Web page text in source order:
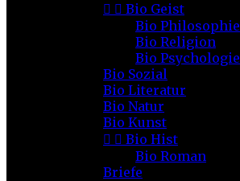
  Bio Geist
Bio Philosophie
Bio Religion
Bio Psychologie
Bio Sozial
Bio Literatur
Bio Natur
Bio Kunst
  Bio Hist
Bio Roman
Briefe